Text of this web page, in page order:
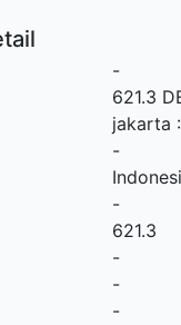
-
621.3
jakarta :
-
-
621.3
-
-
-